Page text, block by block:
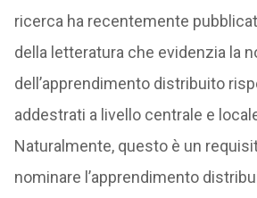
ricerca ha recentemente
della letteratura che evidenzia la
dell’apprendimento distribuito
addestrati a livello centrale e
Naturalmente, questo è un
nominare l’apprendimento